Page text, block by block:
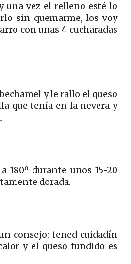
una vez el relleno esté lo
sin quemarme, los voy
con unas 4 cucharadas
y le rallo el queso
que tenía en la nevera y
180º durante unos 15-20
dorada.
consejo: tened cuidadín
y el queso fundido es